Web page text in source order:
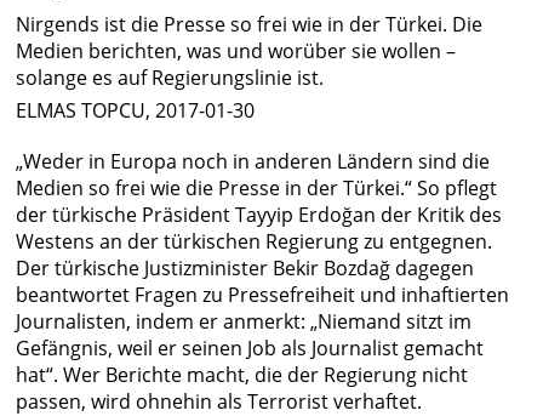
Nirgends ist die Presse so frei wie in der Türkei. Die
Medien berichten, was und worüber sie wollen –
solange es auf Regierungslinie ist.
ELMAS TOPCU, 2017-01-30
„Weder in Europa noch in anderen Ländern sind die
Medien so frei wie die Presse in der Türkei.“ So pflegt
der türkische Präsident Tayyip Erdoğan der Kritik des
Westens an der türkischen Regierung zu entgegnen.
Der türkische Justizminister Bekir Bozdağ dagegen
beantwortet Fragen zu Pressefreiheit und inhaftierten
Journalisten, indem er anmerkt: „Niemand sitzt im
Gefängnis, weil er seinen Job als Journalist gemacht
hat“. Wer Berichte macht, die der Regierung nicht
passen, wird ohnehin als Terrorist verhaftet.